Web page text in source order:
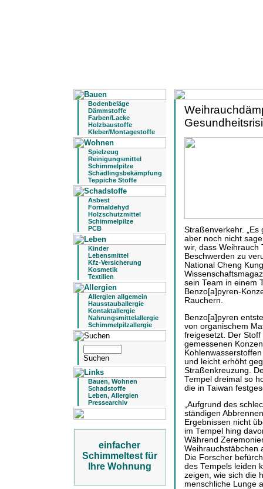
Bodenbeläge
Dämmstoffe
Farben/Lacke
Holzbaustoffe
Kleber/Montagestoffe
Spielzeug
Reinigungsmittel
Schimmelpilze
Schädlingsbekämpfung
Teppiche Stoffe
Asbest
Formaldehyd
Holzschutzmittel
Schimmelpilze
PCB
Kinder
Lebensmittel
Kfz-Versicherung
Kosmetik
Textilien
Allergien allgemein
Hausstauballergie
Kontaktallergie
Nahrungsmittelallergie
Schimmelpilzallergie
Bauen, Wohnen
Schadstoffe
Leben, Allergien
Pressearchiv
einfacher
Schimmeltest für
Ihre Wohnung
Straßenverkehr. „Es
aber noch nicht
wir, dass Weihrauch
Beschwerden zu
National Cheng
sein Team in einem
Benzo[a]pyren-
Rauchern.
Benzo[a]pyren
von organischem
freigesetzt. Der
gemessenen
und leicht erhöht
Straßenkreuzung.
Tempel dreimal so
die in Taiwan
„Aufgrund des
ständigen
Ergebnissen nicht
im Tempel hing
Während
Weihrauchstäbchen
Die Forscher
des Tempels leiden
zeigen, wie sich die
menschliche Lunge